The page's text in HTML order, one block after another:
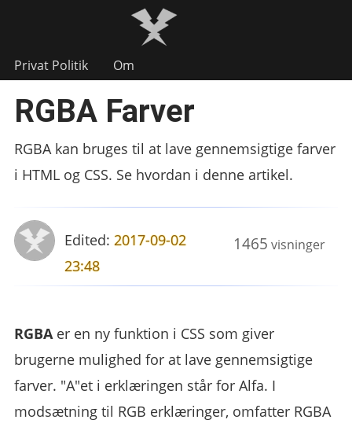
Privat Politik Om
RGBA Farver
RGBA kan bruges til at lave gennemsigtige farver
i HTML og CSS. Se hvordan i denne artikel.
1465 visninger
Edited:2017-09-02
23:48
RGBAer en ny funktion i CSS som giver
brugerne mulighed for at lave gennemsigtige
farver. "A"et i erklæringen står for Alfa. I
modsætning til RGB erklæringer, omfatter RGBA